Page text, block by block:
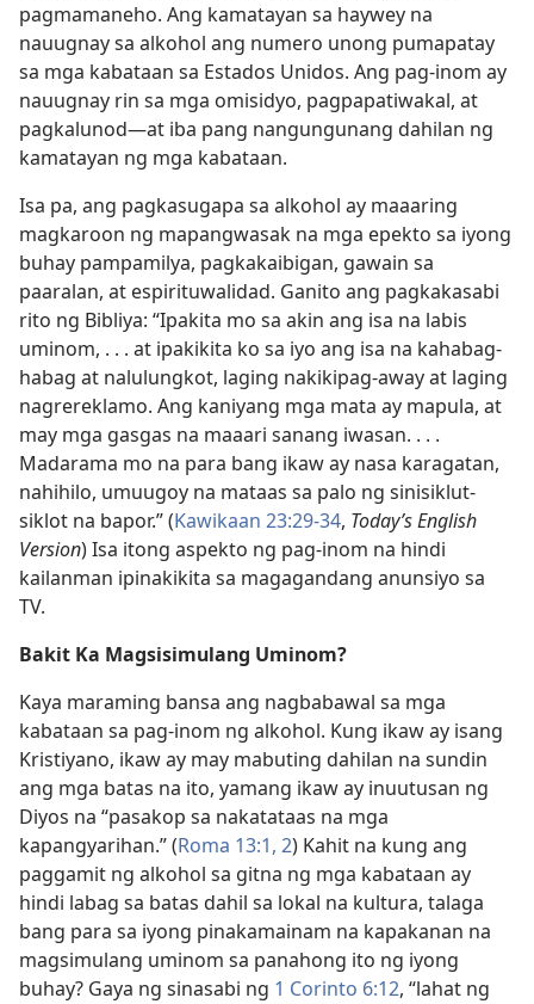
pagmamaneho. Ang kamatayan sa haywey na
nauugnay sa alkohol ang numero unong pumapatay
sa mga kabataan sa Estados Unidos. Ang pag-inom ay
nauugnay rin sa mga omisidyo, pagpapatiwakal, at
pagkalunod​—at iba pang nangungunang dahilan ng
kamatayan ng mga kabataan.
Isa pa, ang pagkasugapa sa alkohol ay maaaring
magkaroon ng mapangwasak na mga epekto sa iyong
buhay pampamilya, pagkakaibigan, gawain sa
paaralan, at espirituwalidad. Ganito ang pagkakasabi
rito ng Bibliya: “Ipakita mo sa akin ang isa na labis
uminom, . . . at ipakikita ko sa iyo ang isa na kahabag-
habag at nalulungkot, laging nakikipag-away at laging
nagrereklamo. Ang kaniyang mga mata ay mapula, at
may mga gasgas na maaari sanang iwasan. . . .
Madarama mo na para bang ikaw ay nasa karagatan,
nahihilo, umuugoy na mataas sa palo ng sinisiklut-
siklot na bapor.” (Kawikaan 23:29-34, Today’s English
Version) Isa itong aspekto ng pag-inom na hindi
kailanman ipinakikita sa magagandang anunsiyo sa
TV.
Bakit Ka Magsisimulang Uminom?
Kaya maraming bansa ang nagbabawal sa mga
kabataan sa pag-inom ng alkohol. Kung ikaw ay isang
Kristiyano, ikaw ay may mabuting dahilan na sundin
ang mga batas na ito, yamang ikaw ay inuutusan ng
Diyos na “pasakop sa nakatataas na mga
kapangyarihan.” (Roma 13:1, 2) Kahit na kung ang
paggamit ng alkohol sa gitna ng mga kabataan ay
hindi labag sa batas dahil sa lokal na kultura, talaga
bang para sa iyong pinakamainam na kapakanan na
magsimulang uminom sa panahong ito ng iyong
buhay? Gaya ng sinasabi ng 1 Corinto 6:12, “lahat ng